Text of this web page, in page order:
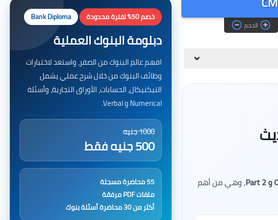
الحجم
، وهي من أهم
خصم 50% لفترة محدودة Bank Diploma
دبلومة البنوك العملية
افهم عالم البنوك من الصفر، واستعد لاختبارات
وظائف البنوك من خلال شرح عملي يشمل
التيكنيكال، الحسابات، الأوراق التجارية، وأسئلة
Numerical و Verbal.
1000 جنيه
500 جنيه فقط
55 محاضرة مسجلة
ملفات PDF مرفقة
أكثر من 30 محاضرة أسئلة بنوك